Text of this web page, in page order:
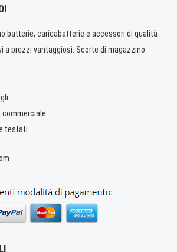
batterie, caricabatterie e accessori di qualità
a prezzi vantaggiosi. Scorte di magazzino.
commerciale
testati